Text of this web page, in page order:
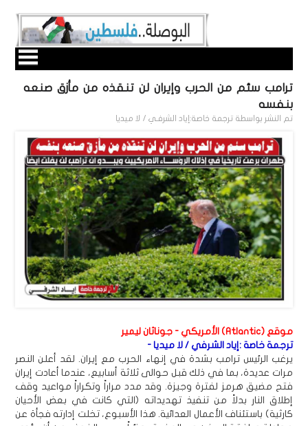
ترامب سئم من الحرب وإيران لن تنقذه من مأزق صنعه
بنفسه
تم النشر بواسطة ترجمة خاصة:إياد الشرفـي / لا ميديا
موقع (Atlantic) الأمريكي - جوناثان ليمير
ترجمة خاصة :إياد الشرفي / لا ميديا -
يرغب الرئيس ترامب بشدة في إنهاء الحرب مع إيران. لقد أعلن النصر
مرات عديدة، بما في ذلك قبل حوالى ثلاثة أسابيع، عندما أعادت إيران
فتح مضيق هرمز لفترة وجيزة. وقد مدد مراراً وتكراراً مواعيد وقف
إطلاق النار بدلاً من تنفيذ تهديداته (التي كانت في بعض الأحيان
كارثية) باستئناف الأعمال العدائية. هذا الأسبوع، تخلت إدارته فجأة عن